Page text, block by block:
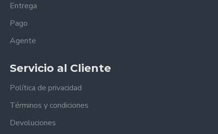
Entrega
Pago
Agente
Servicio al Cliente
Política de privacidad
Términos y condiciones
Devoluciones